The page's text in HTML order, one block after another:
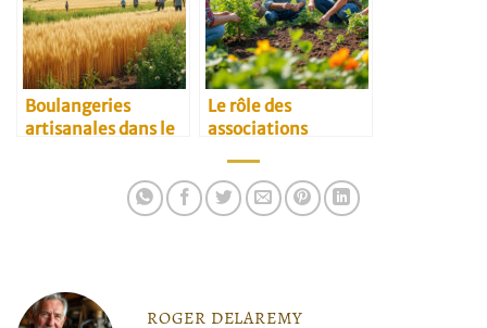
Boulangeries
artisanales dans le
Le rôle des
associations
ROGER DELAREMY